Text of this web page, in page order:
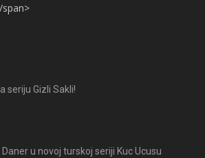
seriju Gizli Sakli!
Daner u novoj turskoj seriji Kuc Ucusu